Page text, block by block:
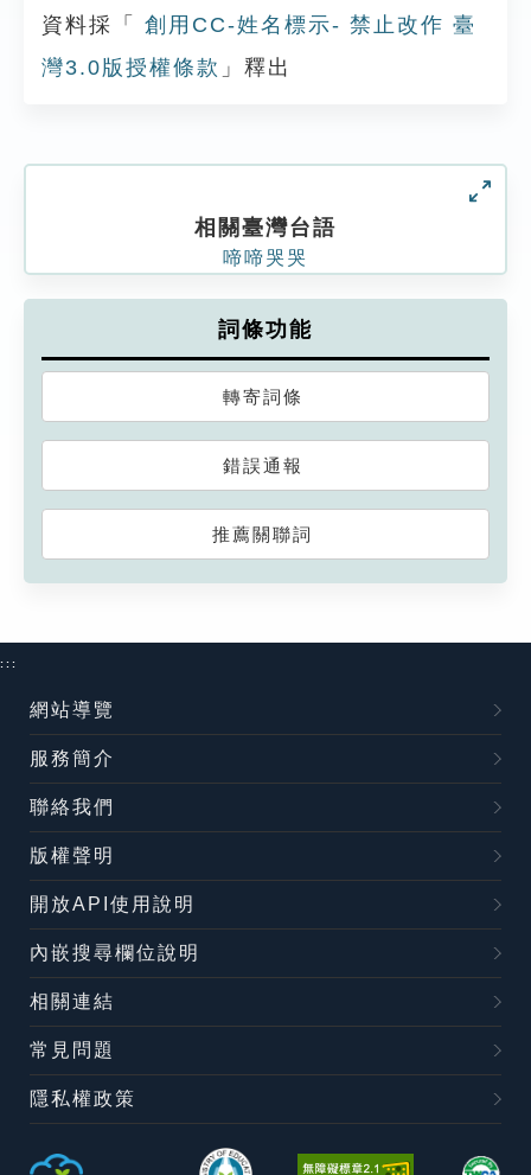
資料採「
創用CC-姓名標示- 禁止改作 臺
灣3.0版授權條款 」釋出
相關臺灣台語
啼啼哭哭
詞條功能
轉寄詞條
錯誤通報
推薦關聯詞
:::
網站導覽
服務簡介
聯絡我們
版權聲明
開放API使用說明
內嵌搜尋欄位說明
相關連結
常見問題
隱私權政策